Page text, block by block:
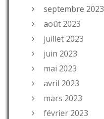
septembre 2023
août 2023
juillet 2023
juin 2023
mai 2023
avril 2023
mars 2023
février 2023